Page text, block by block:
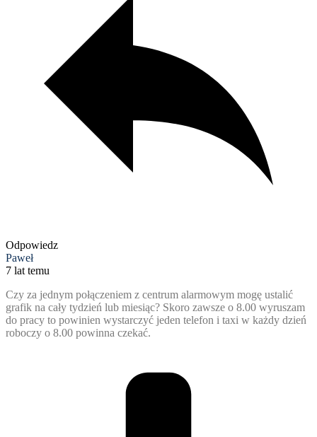
Odpowiedz
Paweł
7 lat temu
Czy za jednym połączeniem z centrum alarmowym mogę ustalić
grafik na cały tydzień lub miesiąc? Skoro zawsze o 8.00 wyruszam
do pracy to powinien wystarczyć jeden telefon i taxi w każdy dzień
roboczy o 8.00 powinna czekać.